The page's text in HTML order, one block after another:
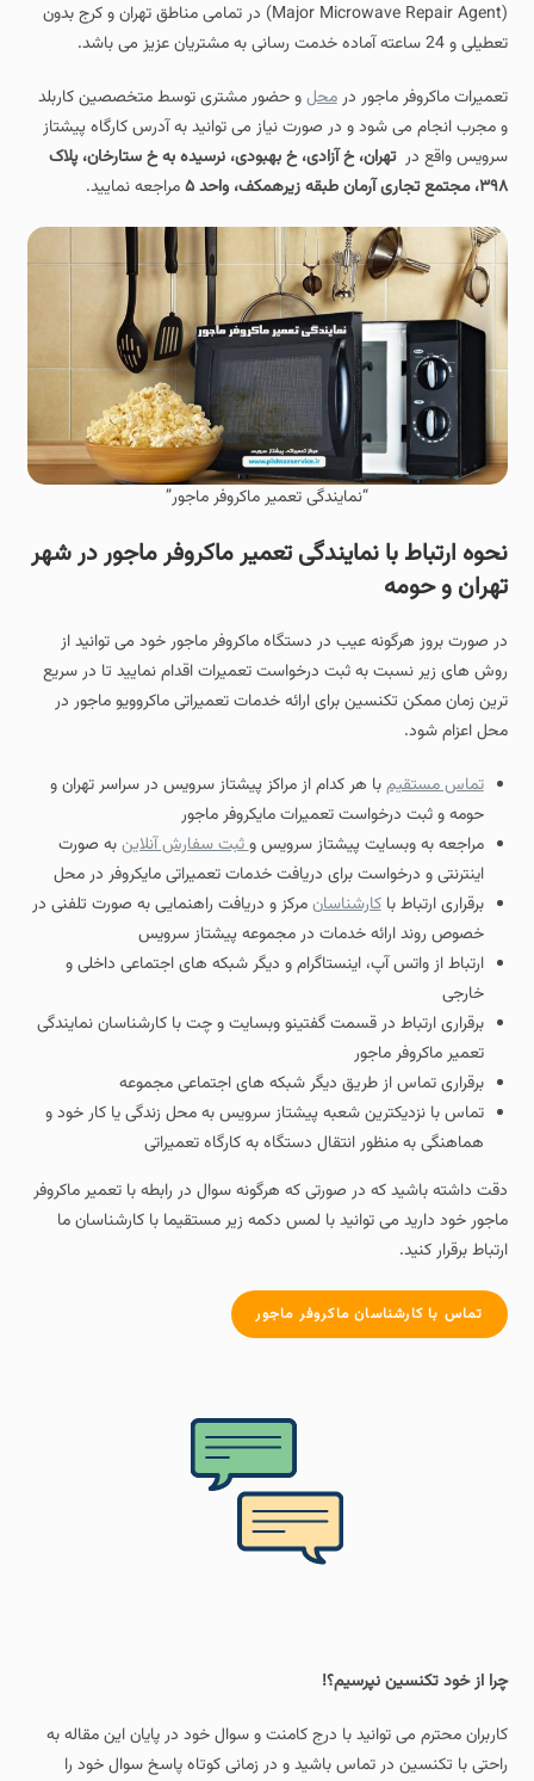
(Major Microwave Repair Agent) در تمامی مناطق تهران و کرج بدون
تعطیلی و 24 ساعته آماده خدمت رسانی به مشتریان عزیز می باشد.
تعمیرات ماکروفر ماجور درمحلو حضور مشتری توسط متخصصین کاربلد
و مجرب انجام می شود و در صورت نیاز می توانید به آدرس کارگاه پیشتاز
سرویس واقع درتهران، خ آزادی، خ بهبودی، نرسیده به خ ستارخان، پلاک
۳۹۸، مجتمع تجاری آرمان طبقه زیرهمکف، واحد ۵
مراجعه نمایید.
“نمایندگی تعمیر ماکروفر ماجور”
نحوه ارتباط با نمایندگی تعمیر ماکروفر ماجور در شهر
تهران و حومه
در صورت بروز هرگونه عیب در دستگاه ماکروفر ماجور خود می توانید از
روش های زیر نسبت به ثبت درخواست تعمیرات اقدام نمایید تا در سریع
ترین زمان ممکن تکنسین برای ارائه خدمات تعمیراتی ماکروویو ماجور در
محل اعزام شود.
تماس مستقیمبا هر کدام از مراکز پیشتاز سرویس در سراسر تهران و
حومه و ثبت درخواست تعمیرات مایکروفر ماجور
مراجعه به وبسایت پیشتاز سرویس وثبت سفارش آنلاینبه صورت
اینترنتی و درخواست برای دریافت خدمات تعمیراتی مایکروفر در محل
برقراری ارتباط باکارشناسانمرکز و دریافت راهنمایی به صورت تلفنی در
خصوص روند ارائه خدمات در مجموعه پیشتاز سرویس
ارتباط از واتس آپ، اینستاگرام و دیگر شبکه های اجتماعی داخلی و
خارجی
برقراری ارتباط در قسمت گفتینو وبسایت و چت با کارشناسان نمایندگی
تعمیر ماکروفر ماجور
برقراری تماس از طریق دیگر شبکه های اجتماعی مجموعه
تماس با نزدیکترین شعبه پیشتاز سرویس به محل زندگی یا کار خود و
هماهنگی به منظور انتقال دستگاه به کارگاه تعمیراتی
دقت داشته باشید که در صورتی که هرگونه سوال در رابطه با تعمیر ماکروفر
ماجور خود دارید می توانید با لمس دکمه زیر مستقیما با کارشناسان ما
ارتباط برقرار کنید.
تماس با کارشناسان ماکروفر ماجور
چرا از خود تکنسین نپرسیم؟!
کاربران محترم می توانید با درج کامنت و سوال خود در پایان این مقاله به
راحتی با تکنسین در تماس باشید و در زمانی کوتاه پاسخ سوال خود را